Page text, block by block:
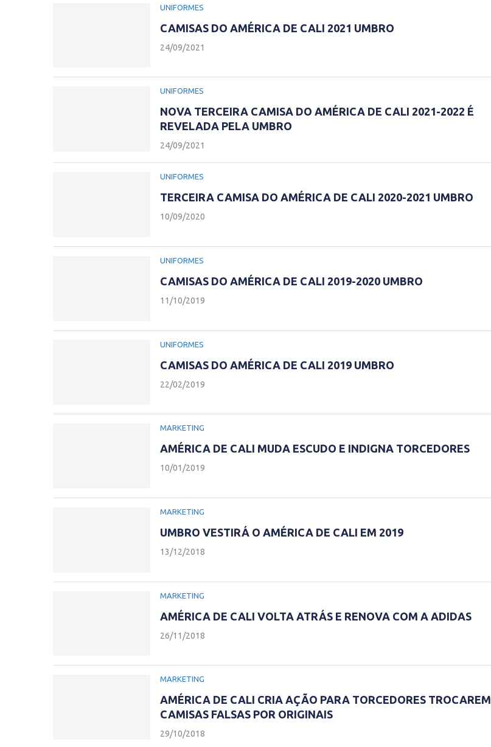
UNIFORMES
CAMISAS DO AMÉRICA DE CALI 2021 UMBRO
24/09/2021
UNIFORMES
NOVA TERCEIRA CAMISA DO AMÉRICA DE CALI 2021-2022 É
REVELADA PELA UMBRO
24/09/2021
UNIFORMES
TERCEIRA CAMISA DO AMÉRICA DE CALI 2020-2021 UMBRO
10/09/2020
UNIFORMES
CAMISAS DO AMÉRICA DE CALI 2019-2020 UMBRO
11/10/2019
UNIFORMES
CAMISAS DO AMÉRICA DE CALI 2019 UMBRO
22/02/2019
MARKETING
AMÉRICA DE CALI MUDA ESCUDO E INDIGNA TORCEDORES
10/01/2019
MARKETING
UMBRO VESTIRÁ O AMÉRICA DE CALI EM 2019
13/12/2018
MARKETING
AMÉRICA DE CALI VOLTA ATRÁS E RENOVA COM A ADIDAS
26/11/2018
MARKETING
AMÉRICA DE CALI CRIA AÇÃO PARA TORCEDORES TROCAREM
CAMISAS FALSAS POR ORIGINAIS
29/10/2018